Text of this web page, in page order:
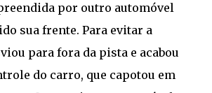
por outro automóvel
sua frente. Para evitar a
para fora da pista e acabou
do carro, que capotou em